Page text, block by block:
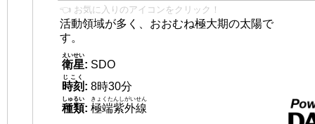
👈 お気に入りのアイコンをクリック！
活動領域が多く、おおむね極大期の太陽で
す。
衛星
えいせい
: SDO
時刻
じこく
: 8時30分
種類
しゅるい
: 極端紫外線
きょくたんしがいせん